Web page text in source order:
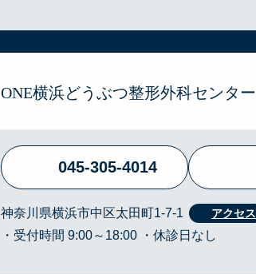
ONE横浜どうぶつ整形外科センター
045-305-4014
神奈川県横浜市中区太田町1-7-1
・受付時間 9:00～18:00 ・休診日なし